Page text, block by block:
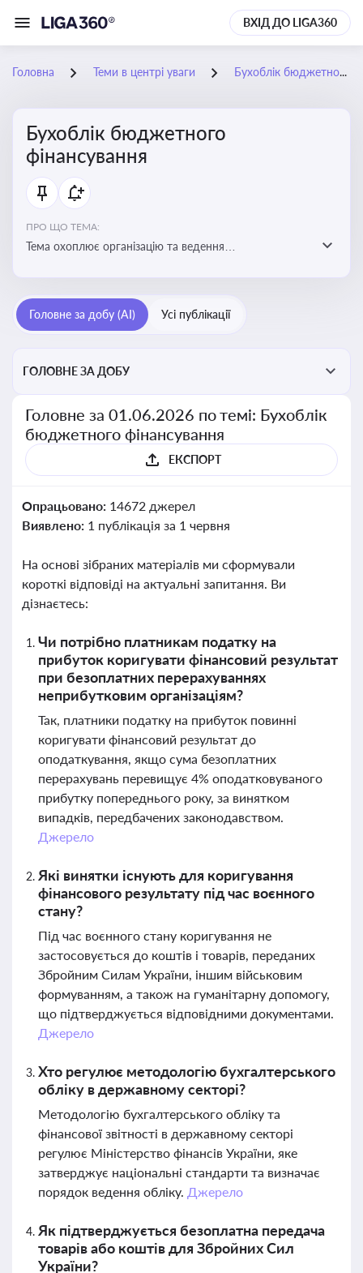
ВХІД ДО LIGA360
Головна Теми в центрі уваги Бухоблік бюджетного фінансування
Бухоблік бюджетного
фінансування
ПРО ЩО ТЕМА:
Тема охоплює організацію та ведення
Головне за добу (AI) Усі публікації
ГОЛОВНЕ ЗА ДОБУ
Головне за 01.06.2026 по темі: Бухоблік
бюджетного фінансування
ЕКСПОРТ
Опрацьовано: 14672 джерел
Виявлено: 1 публікація за 1 червня
На основі зібраних матеріалів ми сформували
короткі відповіді на актуальні запитання. Ви
дізнаєтесь:
Чи потрібно платникам податку на
прибуток коригувати фінансовий результат
при безоплатних перерахуваннях
неприбутковим організаціям?
Так, платники податку на прибуток повинні
коригувати фінансовий результат до
оподаткування, якщо сума безоплатних
перерахувань перевищує 4% оподатковуваного
прибутку попереднього року, за винятком
випадків, передбачених законодавством.
Джерело
Які винятки існують для коригування
фінансового результату під час воєнного
стану?
Під час воєнного стану коригування не
застосовується до коштів і товарів, переданих
Збройним Силам України, іншим військовим
формуванням, а також на гуманітарну допомогу,
що підтверджується відповідними документами.
Джерело
Хто регулює методологію бухгалтерського
обліку в державному секторі?
Методологію бухгалтерського обліку та
фінансової звітності в державному секторі
регулює Міністерство фінансів України, яке
затверджує національні стандарти та визначає
порядок ведення обліку. Джерело
Як підтверджується безоплатна передача
товарів або коштів для Збройних Сил
України?